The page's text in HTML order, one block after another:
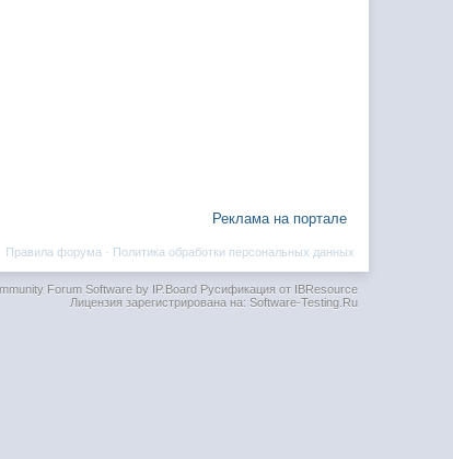
Реклама на портале
Политика обработки персональных данных
Правила форума ·
Forum Software by IP.BoardРусификация от IBResource
Лицензия зарегистрирована на: Software-Testing.Ru